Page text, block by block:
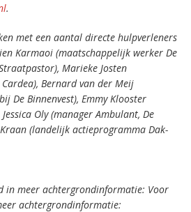
.
met een aantal directe hulpverleners
Karmaoi (maatschappelijk werker De
Marieke Josten
Bernard van der Meij
De Binnenvest), Emmy Klooster
Oly (manager Ambulant, De
(landelijk actieprogramma Dak-
in meer achtergrondinformatie: Voor
achtergrondinformatie: